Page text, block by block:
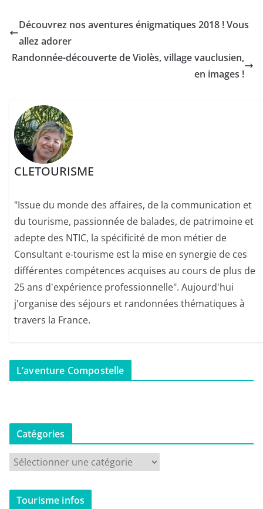
Découvrez nos aventures énigmatiques 2018 ! Vous
allez adorer
Randonnée-découverte de Violès, village vauclusien,
en images !
CLETOURISME
"Issue du monde des affaires, de la communication et
du tourisme, passionnée de balades, de patrimoine et
adepte des NTIC, la spécificité de mon métier de
Consultant e-tourisme est la mise en synergie de ces
différentes compétences acquises au cours de plus de
25 ans d'expérience professionnelle". Aujourd'hui
j'organise des séjours et randonnées thématiques à
travers la France.
L’aventure Compostelle
Catégories
a
t
Tourisme infos